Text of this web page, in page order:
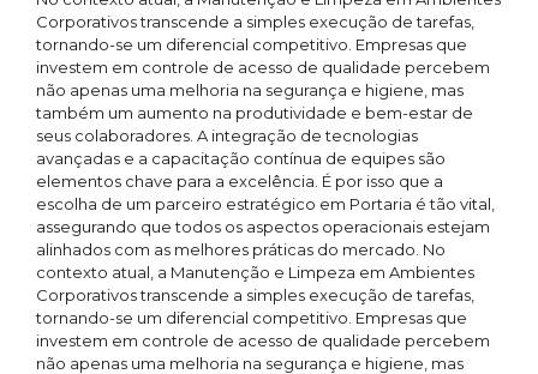
Corporativos transcende a simples execução de tarefas,
tornando-se um diferencial competitivo. Empresas que
investem em controle de acesso de qualidade percebem
não apenas uma melhoria na segurança e higiene, mas
também um aumento na produtividade e bem-estar de
seus colaboradores. A integração de tecnologias
avançadas e a capacitação contínua de equipes são
elementos chave para a excelência. É por isso que a
escolha de um parceiro estratégico em Portaria é tão vital,
assegurando que todos os aspectos operacionais estejam
alinhados com as melhores práticas do mercado. No
contexto atual, a Manutenção e Limpeza em Ambientes
Corporativos transcende a simples execução de tarefas,
tornando-se um diferencial competitivo. Empresas que
investem em controle de acesso de qualidade percebem
não apenas uma melhoria na segurança e higiene, mas